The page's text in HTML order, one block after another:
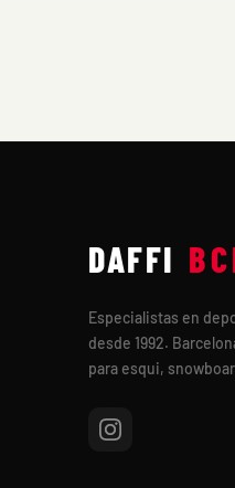
DAFFI
Especialistas en
desde 1992.
para esqui,